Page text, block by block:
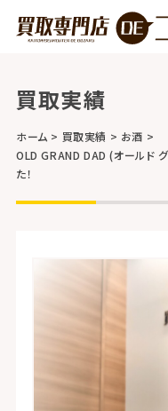
買取実績
ホーム 買取実績
お酒
OLD GRAND DAD (オールド
た！